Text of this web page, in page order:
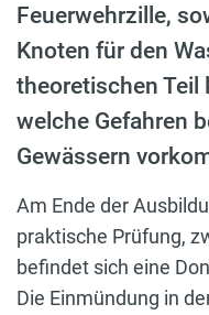
Feuerwehrzille,
Knoten für den
theoretischen Teil
welche Gefahren
Gewässern
Am Ende der
praktische Prüfung,
befindet sich eine
Die Einmündung in